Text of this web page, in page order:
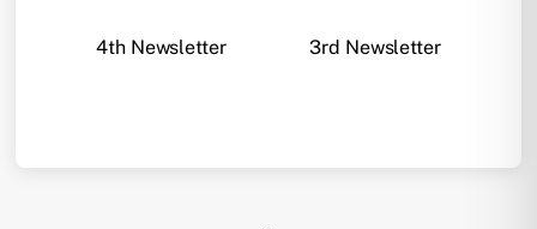
4th Newsletter 3rd Newsletter